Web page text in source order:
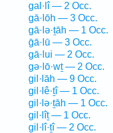
gal·lî — 2 Occ.
gā·lōh — 3 Occ.
gā·lə·ṯāh — 1 Occ.
ḡā·lū — 3 Occ.
gā·lui — 2 Occ.
gə·lō·wṯ — 2 Occ.
gil·lāh — 9 Occ.
gil·lê·ṯî — 1 Occ.
gil·lə·ṯāh — 1 Occ.
gil·lîṯ — 1 Occ.
gil·lî·ṯî — 2 Occ.